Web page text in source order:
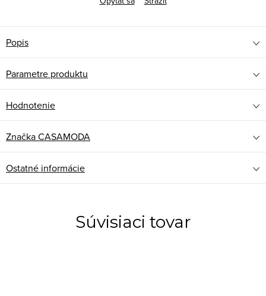
Popis
Parametre produktu
Hodnotenie
ZnačkaCASAMODA
Ostatné informácie
Súvisiaci tovar